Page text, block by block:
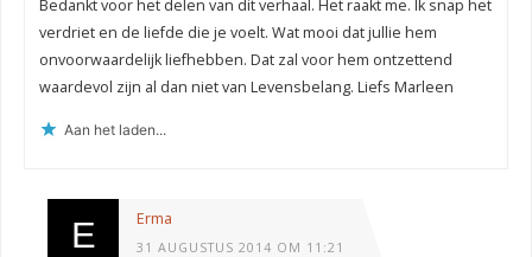
Bedankt voor het delen van dit verhaal. Het raakt me. Ik snap het
verdriet en de liefde die je voelt. Wat mooi dat jullie hem
onvoorwaardelijk liefhebben. Dat zal voor hem ontzettend
waardevol zijn al dan niet van Levensbelang. Liefs Marleen
Aan het laden...
Erma
31 AUGUSTUS 2014 OM 11:21